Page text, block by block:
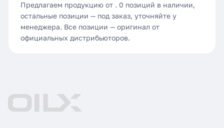
Предлагаем продукцию от . 0 позиций в наличии,
остальные позиции — под заказ, уточняйте у
менеджера. Все позиции — оригинал от
официальных дистрибьюторов.